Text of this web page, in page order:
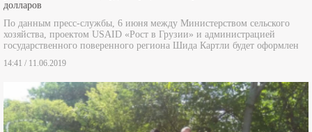
По данным пресс-службы, 6 июня между Министерством сельского
хозяйства, проектом USAID «Рост в Грузии» и администрацией
государственного поверенного региона Шида Картли будет оформлен
14:41 / 11.06.2019